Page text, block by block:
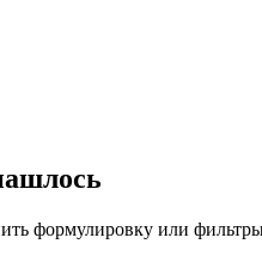
формулировку или